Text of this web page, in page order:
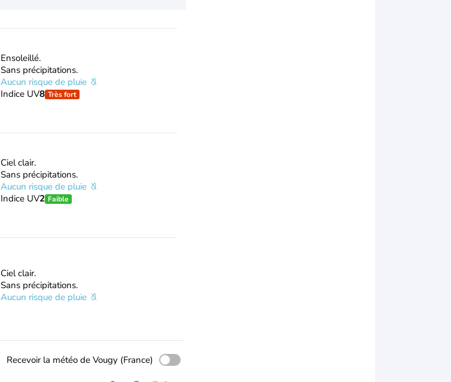
Ensoleillé.
Sans précipitations.
Aucun risque de pluie
Indice UV8 Très fort
Ciel clair.
Sans précipitations.
Aucun risque de pluie
Indice UV2 Faible
Ciel clair.
Sans précipitations.
Aucun risque de pluie
Recevoir la météo de Vougy (France)